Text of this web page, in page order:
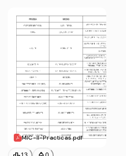
MIC-II-Practicas.pdf